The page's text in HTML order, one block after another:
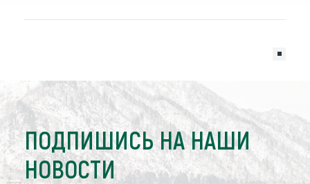
ПОДПИШИСЬ НА НАШИ
НОВОСТИ